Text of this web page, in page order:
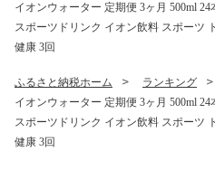
イオンウォーター 定期便 3ヶ月 500ml
スポーツドリンク イオン飲料 スポーツ
健康 3回
ふるさと納税ホーム ランキング
イオンウォーター 定期便 3ヶ月 500ml
スポーツドリンク イオン飲料 スポーツ
健康 3回